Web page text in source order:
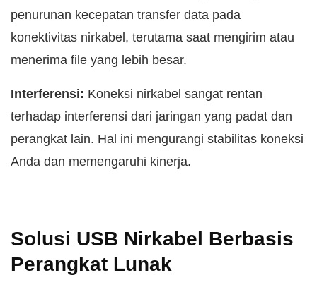
penurunan kecepatan transfer data pada
konektivitas nirkabel, terutama saat mengirim atau
menerima file yang lebih besar.
Interferensi: Koneksi nirkabel sangat rentan
terhadap interferensi dari jaringan yang padat dan
perangkat lain. Hal ini mengurangi stabilitas koneksi
Anda dan memengaruhi kinerja.
Solusi USB Nirkabel Berbasis
Perangkat Lunak